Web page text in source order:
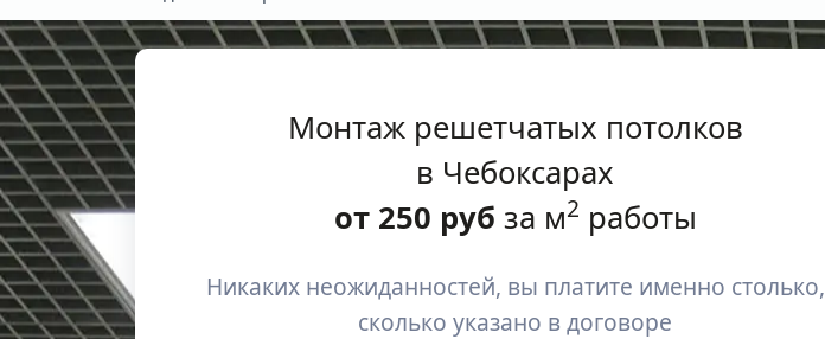
Монтаж решетчатых потолков
в Чебоксарах
от 250 руб за м2 работы
Никаких неожиданностей, вы платите именно столько,
сколько указано в договоре